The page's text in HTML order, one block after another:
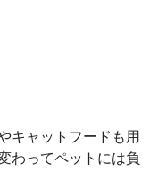
キャットフードも用
わってペットには負